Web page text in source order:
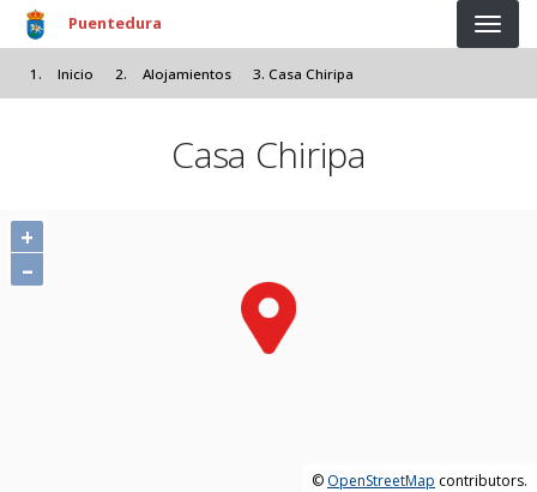
Pasar al contenido principal
Puentedura
Inicio Alojamientos Casa Chiripa
Casa Chiripa
+
–
© OpenStreetMap contributors.